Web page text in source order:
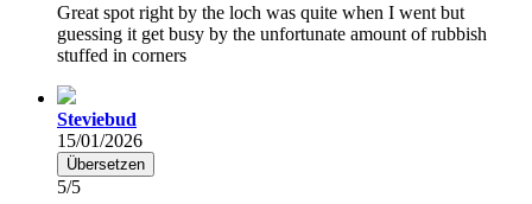
Great spot right by the loch was quite when I went but
guessing it get busy by the unfortunate amount of rubbish
stuffed in corners
Steviebud
15/01/2026
Übersetzen
5/5